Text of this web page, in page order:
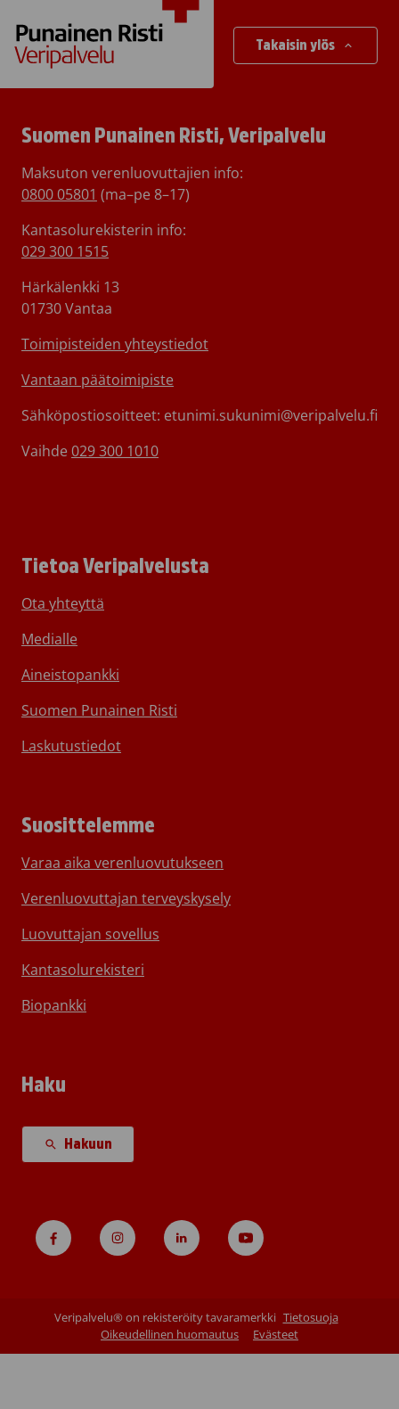
Takaisin ylös
Suomen Punainen Risti, Veripalvelu
Maksuton verenluovuttajien info:
0800 05801 (ma–pe 8–17)
Kantasolurekisterin info:
029 300 1515
Härkälenkki 13
01730 Vantaa
Toimipisteiden yhteystiedot
Vantaan päätoimipiste
Sähköpostiosoitteet: etunimi.sukunimi@veripalvelu.fi
Vaihde 029 300 1010
Tietoa Veripalvelusta
Ota yhteyttä
Medialle
Aineistopankki
Suomen Punainen Risti
Laskutustiedot
Suosittelemme
Varaa aika verenluovutukseen
Verenluovuttajan terveyskysely
Luovuttajan sovellus
Kantasolurekisteri
Biopankki
Haku
Hakuun
Veripalvelu® on rekisteröity tavaramerkki Tietosuoja
Oikeudellinen huomautus
Evästeet